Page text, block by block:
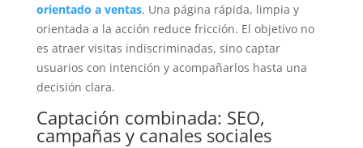
orientado a ventas. Una página rápida, limpia y
orientada a la acción reduce fricción. El objetivo no
es atraer visitas indiscriminadas, sino captar
usuarios con intención y acompañarlos hasta una
decisión clara.
Captación combinada: SEO,
campañas y canales sociales